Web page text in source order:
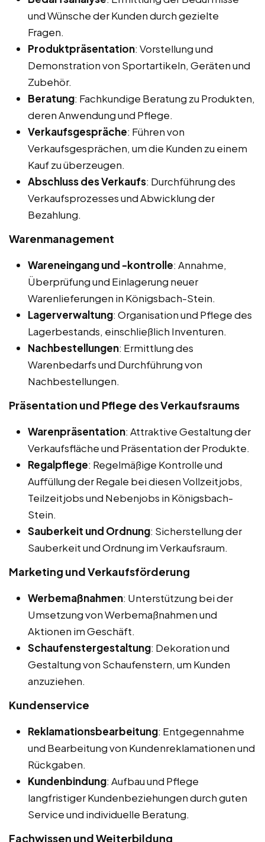
und Wünsche der Kunden durch gezielte
Fragen.
Produktpräsentation: Vorstellung und
Demonstration von Sportartikeln, Geräten und
Zubehör.
Beratung: Fachkundige Beratung zu Produkten,
deren Anwendung und Pflege.
Verkaufsgespräche: Führen von
Verkaufsgesprächen, um die Kunden zu einem
Kauf zu überzeugen.
Abschluss des Verkaufs: Durchführung des
Verkaufsprozesses und Abwicklung der
Bezahlung.
Warenmanagement
Wareneingang und -kontrolle: Annahme,
Überprüfung und Einlagerung neuer
Warenlieferungen in Königsbach-Stein.
Lagerverwaltung: Organisation und Pflege des
Lagerbestands, einschließlich Inventuren.
Nachbestellungen: Ermittlung des
Warenbedarfs und Durchführung von
Nachbestellungen.
Präsentation und Pflege des Verkaufsraums
Warenpräsentation: Attraktive Gestaltung der
Verkaufsfläche und Präsentation der Produkte.
Regalpflege: Regelmäßige Kontrolle und
Auffüllung der Regale bei diesen Vollzeitjobs,
Teilzeitjobs und Nebenjobs in Königsbach-
Stein.
Sauberkeit und Ordnung: Sicherstellung der
Sauberkeit und Ordnung im Verkaufsraum.
Marketing und Verkaufsförderung
Werbemaßnahmen: Unterstützung bei der
Umsetzung von Werbemaßnahmen und
Aktionen im Geschäft.
Schaufenstergestaltung: Dekoration und
Gestaltung von Schaufenstern, um Kunden
anzuziehen.
Kundenservice
Reklamationsbearbeitung: Entgegennahme
und Bearbeitung von Kundenreklamationen und
Rückgaben.
Kundenbindung: Aufbau und Pflege
langfristiger Kundenbeziehungen durch guten
Service und individuelle Beratung.
Fachwissen und Weiterbildung